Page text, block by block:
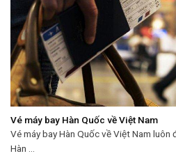
Vé máy bay Hàn Quốc về Việt Nam
Vé máy bay Hàn Quốc về Việt Nam
Hàn ...